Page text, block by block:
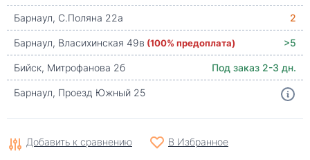
Барнаул, С.Поляна 22а
2
Барнаул, Власихинская 49в (100% предоплата)
>5
Бийск, Митрофанова 2б
Под заказ 2-3 дн.
Барнаул, Проезд Южный 25
Добавить к сравнению В Избранное